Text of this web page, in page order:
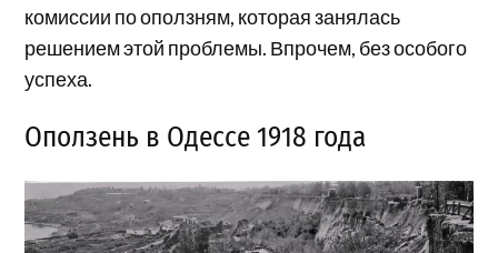
комиссии по оползням, которая занялась
решением этой проблемы. Впрочем, без особого
успеха.
Оползень в Одессе 1918 года